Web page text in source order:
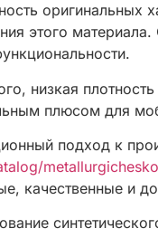
оригинальных
этого
низкая
плюсом для
подход к
качественные и